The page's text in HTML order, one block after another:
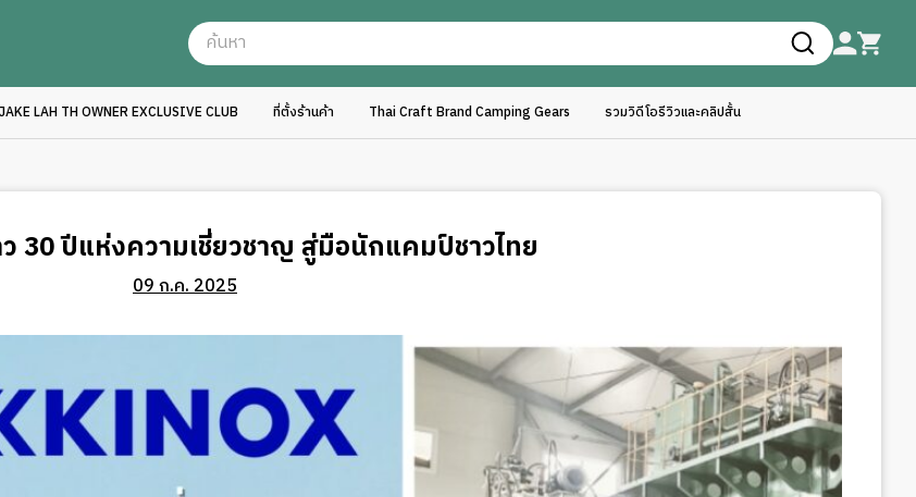
JAKE LAH TH OWNER EXCLUSIVE CLUB ที่ตั้งร้านค้า Thai Craft Brand Camping Gears รวมวิดีโอรีวิวและคลิปสั้น
ว 30 ปีแห่งความเชี่ยวชาญ สู่มือนักแคมป์ชาวไทย
09 ก.ค. 2025